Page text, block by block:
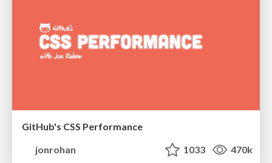
GitHub's CSS Performance
jonrohan
1033 470k